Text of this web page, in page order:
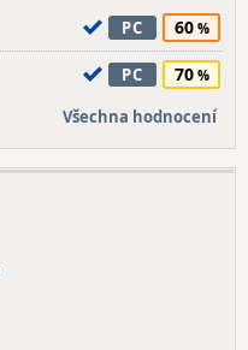
PC 60
PC 70
Všechna hodnocení